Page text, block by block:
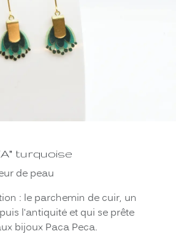
turquoise
de peau
: le parchemin de cuir, un
l'antiquité et qui se prête
bijoux Paca Peca.